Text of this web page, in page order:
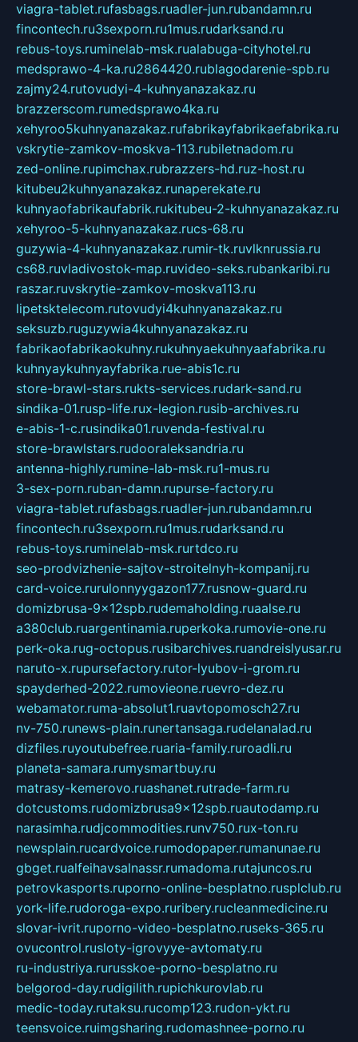
viagra-tablet.rufasbags.ruadler-jun.rubandamn.ru
fincontech.ru3sexporn.ru1mus.rudarksand.ru
rebus-toys.ruminelab-msk.rualabuga-cityhotel.ru
medsprawo-4-ka.ru2864420.rublagodarenie-spb.ru
zajmy24.rutovudyi-4-kuhnyanazakaz.ru
brazzerscom.rumedsprawo4ka.ru
xehyroo5kuhnyanazakaz.rufabrikayfabrikaefabrika.ru
vskrytie-zamkov-moskva-113.rubiletnadom.ru
zed-online.rupimchax.rubrazzers-hd.ruz-host.ru
kitubeu2kuhnyanazakaz.runaperekate.ru
kuhnyaofabrikaufabrik.rukitubeu-2-kuhnyanazakaz.ru
xehyroo-5-kuhnyanazakaz.rucs-68.ru
guzywia-4-kuhnyanazakaz.rumir-tk.ruvlknrussia.ru
cs68.ruvladivostok-map.ruvideo-seks.rubankaribi.ru
raszar.ruvskrytie-zamkov-moskva113.ru
lipetsktelecom.rutovudyi4kuhnyanazakaz.ru
seksuzb.ruguzywia4kuhnyanazakaz.ru
fabrikaofabrikaokuhny.rukuhnyaekuhnyaafabrika.ru
kuhnyaykuhnyayfabrika.rue-abis1c.ru
store-brawl-stars.rukts-services.rudark-sand.ru
sindika-01.rusp-life.rux-legion.rusib-archives.ru
e-abis-1-c.rusindika01.ruvenda-festival.ru
store-brawlstars.rudooraleksandria.ru
antenna-highly.rumine-lab-msk.ru1-mus.ru
3-sex-porn.ruban-damn.rupurse-factory.ru
viagra-tablet.rufasbags.ruadler-jun.rubandamn.ru
fincontech.ru3sexporn.ru1mus.rudarksand.ru
rebus-toys.ruminelab-msk.rurtdco.ru
seo-prodvizhenie-sajtov-stroitelnyh-kompanij.ru
card-voice.rurulonnyygazon177.rusnow-guard.ru
domizbrusa-9x12spb.rudemaholding.ruaalse.ru
a380club.ruargentinamia.ruperkoka.rumovie-one.ru
perk-oka.rug-octopus.rusibarchives.ruandreislyusar.ru
naruto-x.rupursefactory.rutor-lyubov-i-grom.ru
spayderhed-2022.rumovieone.ruevro-dez.ru
webamator.ruma-absolut1.ruavtopomosch27.ru
nv-750.runews-plain.runertansaga.rudelanalad.ru
dizfiles.ruyoutubefree.ruaria-family.ruroadli.ru
planeta-samara.rumysmartbuy.ru
matrasy-kemerovo.ruashanet.rutrade-farm.ru
dotcustoms.rudomizbrusa9x12spb.ruautodamp.ru
narasimha.rudjcommodities.runv750.rux-ton.ru
newsplain.rucardvoice.rumodopaper.rumanunae.ru
gbget.rualfeihavsalnassr.rumadoma.rutajuncos.ru
petrovkasports.ruporno-online-besplatno.rusplclub.ru
york-life.rudoroga-expo.ruribery.rucleanmedicine.ru
slovar-ivrit.ruporno-video-besplatno.ruseks-365.ru
ovucontrol.rusloty-igrovyye-avtomaty.ru
ru-industriya.rurusskoe-porno-besplatno.ru
belgorod-day.rudigilith.rupichkurovlab.ru
medic-today.rutaksu.rucomp123.rudon-ykt.ru
teensvoice.ruimgsharing.rudomashnee-porno.ru